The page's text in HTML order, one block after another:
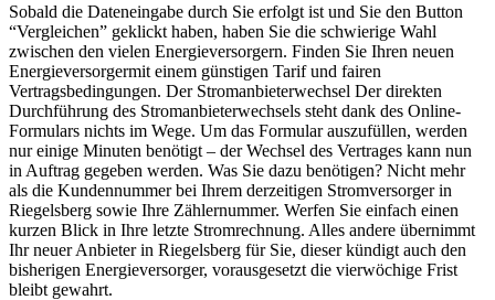
Sobald die Dateneingabe durch Sie erfolgt ist und Sie den Button
“Vergleichen” geklickt haben, haben Sie die schwierige Wahl
zwischen den vielen Energieversorgern. Finden Sie Ihren neuen
Energieversorgermit einem günstigen Tarif und fairen
Vertragsbedingungen. Der Stromanbieterwechsel Der direkten
Durchführung des Stromanbieterwechsels steht dank des Online-
Formulars nichts im Wege. Um das Formular auszufüllen, werden
nur einige Minuten benötigt – der Wechsel des Vertrages kann nun
in Auftrag gegeben werden. Was Sie dazu benötigen? Nicht mehr
als die Kundennummer bei Ihrem derzeitigen Stromversorger in
Riegelsberg sowie Ihre Zählernummer. Werfen Sie einfach einen
kurzen Blick in Ihre letzte Stromrechnung. Alles andere übernimmt
Ihr neuer Anbieter in Riegelsberg für Sie, dieser kündigt auch den
bisherigen Energieversorger, vorausgesetzt die vierwöchige Frist
bleibt gewahrt.